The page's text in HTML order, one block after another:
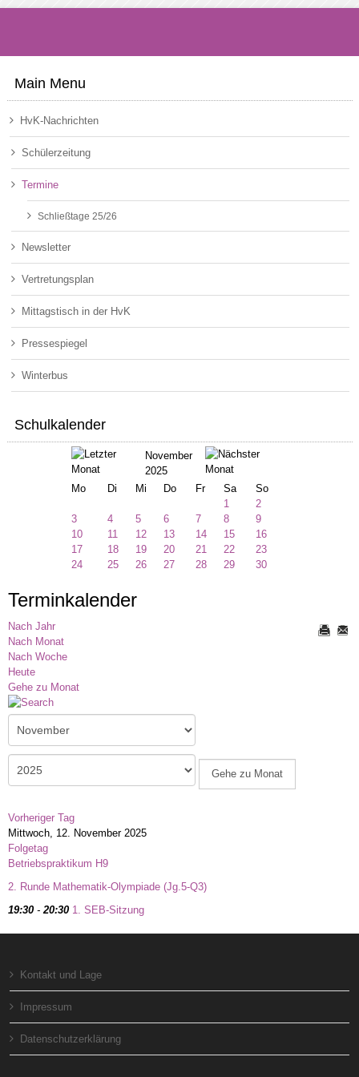
Main Menu
HvK-Nachrichten
Schülerzeitung
Termine
Schließtage 25/26
Newsletter
Vertretungsplan
Mittagstisch in der HvK
Pressespiegel
Winterbus
Schulkalender
November
2025
Mo
Di Mi Do Fr Sa
So
1
2
3
4 5 6 7 8
9
10
11 12 13 14 15
16
17
18 19 20 21 22
23
24
25 26 27 28 29 30
Terminkalender
Nach Jahr
Nach Monat
Nach Woche
Heute
Gehe zu Monat
Gehe zu Monat
Vorheriger Tag
Mittwoch, 12. November 2025
Folgetag
Betriebspraktikum H9
2. Runde Mathematik-Olympiade (Jg.5-Q3)
19:30 -20:30 1. SEB-Sitzung
Kontakt und Lage
Impressum
Datenschutzerklärung